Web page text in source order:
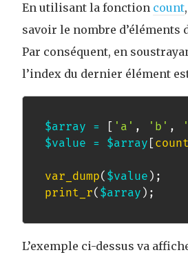
En utilisant la fonction count
savoir le nombre d’éléments
Par conséquent, en
l’index du dernier élément
$array = [ 'a' , 'b' ,
$value = $array [ count
var_dump( $value ) ;
print_r( $array ) ;
L’exemple ci-dessus va